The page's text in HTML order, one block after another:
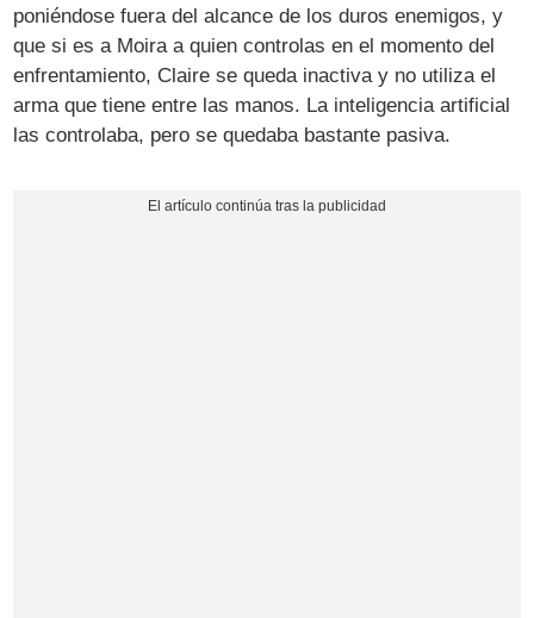
poniéndose fuera del alcance de los duros enemigos, y
que si es a Moira a quien controlas en el momento del
enfrentamiento, Claire se queda inactiva y no utiliza el
arma que tiene entre las manos. La inteligencia artificial
las controlaba, pero se quedaba bastante pasiva.